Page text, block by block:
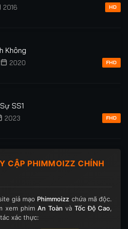
2016 HD
Không
2020 FHD
SS1
2023 FHD
CẬP PHIMMOIZZ CHÍNH
giả mạo Phimmoizz chứa mã độc.
xem phimAn Toàn vàTốc Độ Cao,
xác thực: